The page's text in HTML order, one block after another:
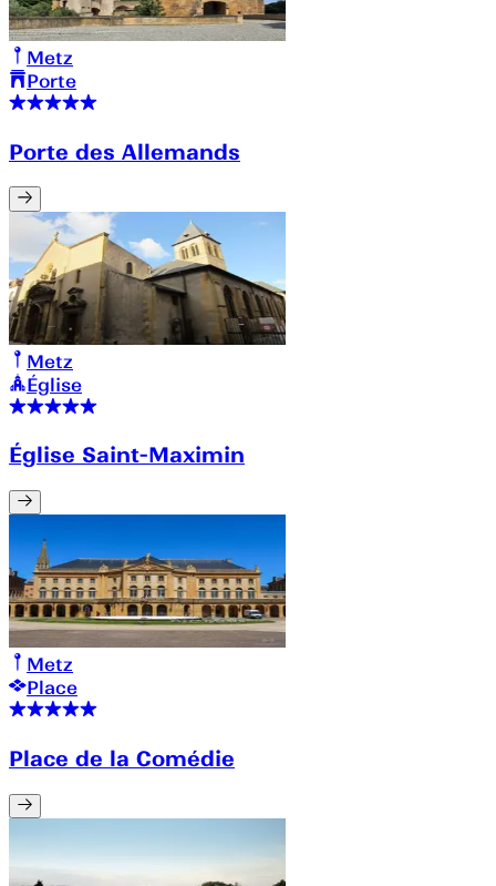
Metz
Porte
Porte des Allemands
Metz
Église
Église Saint-Maximin
Metz
Place
Place de la Comédie